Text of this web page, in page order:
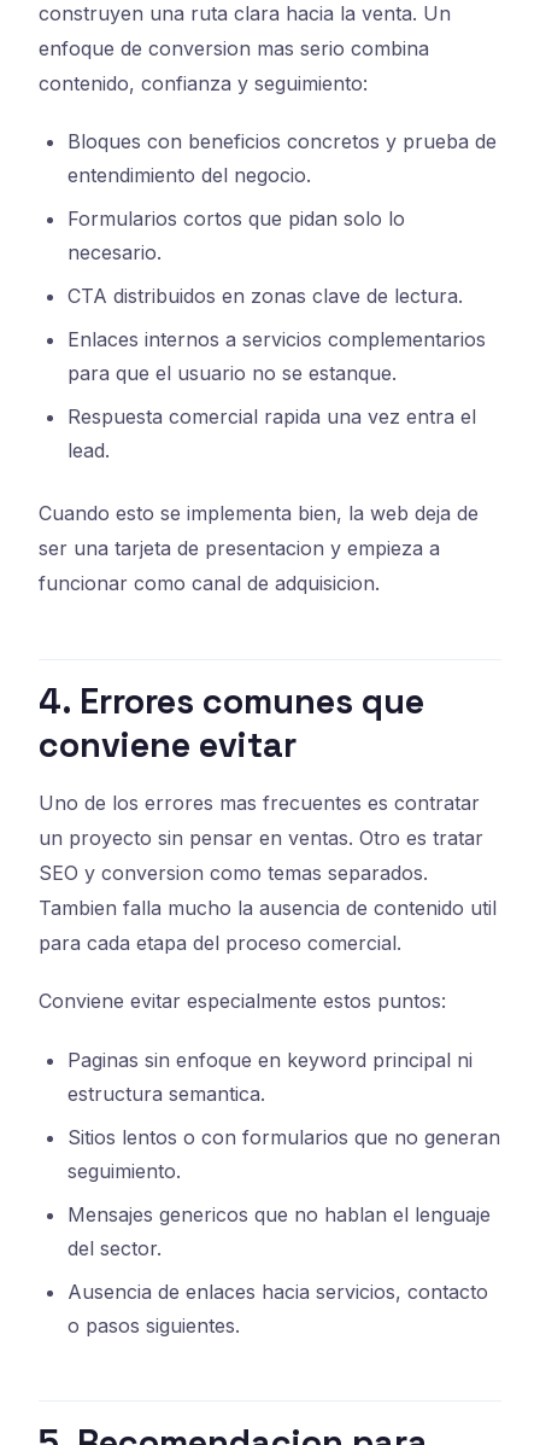
construyen una ruta clara hacia la venta. Un
enfoque de conversion mas serio combina
contenido, confianza y seguimiento:
Bloques con beneficios concretos y prueba de
entendimiento del negocio.
Formularios cortos que pidan solo lo
necesario.
CTA distribuidos en zonas clave de lectura.
Enlaces internos a servicios complementarios
para que el usuario no se estanque.
Respuesta comercial rapida una vez entra el
lead.
Cuando esto se implementa bien, la web deja de
ser una tarjeta de presentacion y empieza a
funcionar como canal de adquisicion.
4. Errores comunes que
conviene evitar
Uno de los errores mas frecuentes es contratar
un proyecto sin pensar en ventas. Otro es tratar
SEO y conversion como temas separados.
Tambien falla mucho la ausencia de contenido util
para cada etapa del proceso comercial.
Conviene evitar especialmente estos puntos:
Paginas sin enfoque en keyword principal ni
estructura semantica.
Sitios lentos o con formularios que no generan
seguimiento.
Mensajes genericos que no hablan el lenguaje
del sector.
Ausencia de enlaces hacia servicios, contacto
o pasos siguientes.